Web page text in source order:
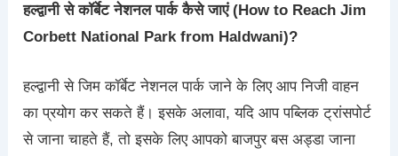
हल्द्वानी से कॉर्बेट नेशनल पार्क कैसे जाएं (How to Reach Jim
Corbett National Park from Haldwani)?
हल्द्वानी से जिम कॉर्बेट नेशनल पार्क जाने के लिए आप निजी वाहन
का प्रयोग कर सकते हैं। इसके अलावा, यदि आप पब्लिक ट्रांसपोर्ट
से जाना चाहते हैं, तो इसके लिए आपको बाजपुर बस अड्डा जाना